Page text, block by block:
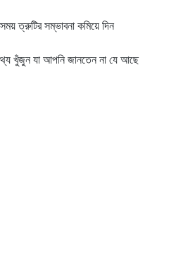
ত্রুটির সম্ভাবনা কমিয়ে দিন
খুঁজুন যা আপনি জানতেন না যে আছে